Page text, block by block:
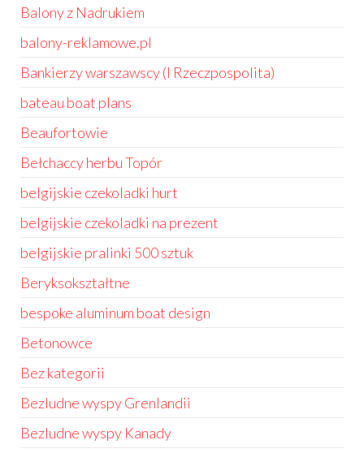
Balony z Nadrukiem
balony-reklamowe.pl
Bankierzy warszawscy (I Rzeczpospolita)
bateau boat plans
Beaufortowie
Bełchaccy herbu Topór
belgijskie czekoladki hurt
belgijskie czekoladki na prezent
belgijskie pralinki 500 sztuk
Beryksokształtne
bespoke aluminum boat design
Betonowce
Bez kategorii
Bezludne wyspy Grenlandii
Bezludne wyspy Kanady